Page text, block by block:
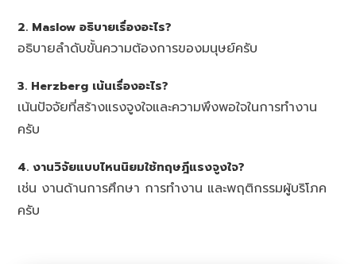
2. Maslow อธิบายเรื่องอะไร?
อธิบายลำดับขั้นความต้องการของมนุษย์ครับ
3. Herzberg เน้นเรื่องอะไร?
เน้นปัจจัยที่สร้างแรงจูงใจและความพึงพอใจในการทำงาน
ครับ
4. งานวิจัยแบบไหนนิยมใช้ทฤษฎีแรงจูงใจ?
เช่น งานด้านการศึกษา การทำงาน และพฤติกรรมผู้บริโภค
ครับ